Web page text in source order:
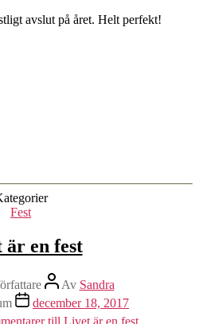
avslut på året. Helt perfekt!
Fest
en fest
Av Sandra
december 18, 2017
till Livet är en fest